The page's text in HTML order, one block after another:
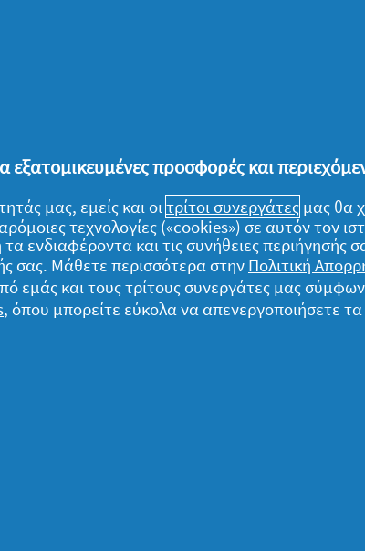
χωρίς μαλακτικούς παράγοντες.
εξατομικευμένες προσφορές και
μας, εμείς και οι τρίτοι συνεργάτες μας θα
τεχνολογίες («cookies») σε αυτόν τον
ενδιαφέροντα και τις συνήθειες περιήγησής
σας. Μάθετε περισσότερα στην Πολιτική
εμάς και τους τρίτους συνεργάτες μας
, όπου μπορείτε εύκολα να απενεργοποιήσετε